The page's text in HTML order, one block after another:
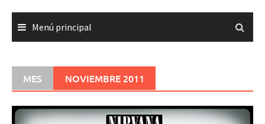
Menú principal
MES NOVIEMBRE 2011